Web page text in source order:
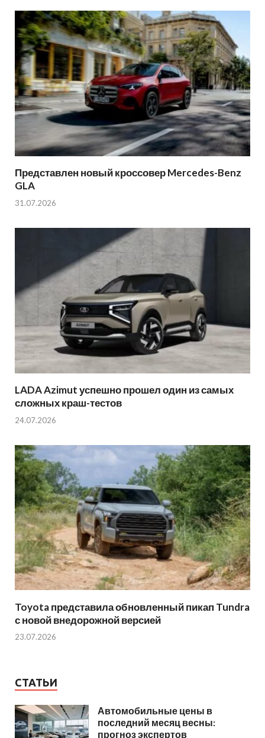
Представлен новый кроссовер Mercedes-Benz
GLA
31.07.2026
LADA Azimut успешно прошел один из самых
сложных краш-тестов
24.07.2026
Toyota представила обновленный пикап Tundra
с новой внедорожной версией
23.07.2026
СТАТЬИ
Автомобильные цены в
последний месяц весны:
прогноз экспертов